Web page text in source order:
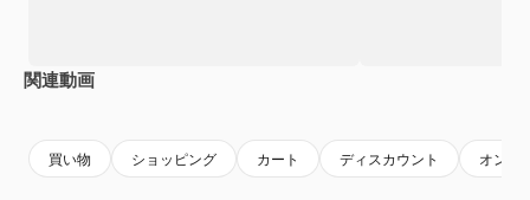
関連動画
買い物 ショッピング カート ディスカウント オンラ